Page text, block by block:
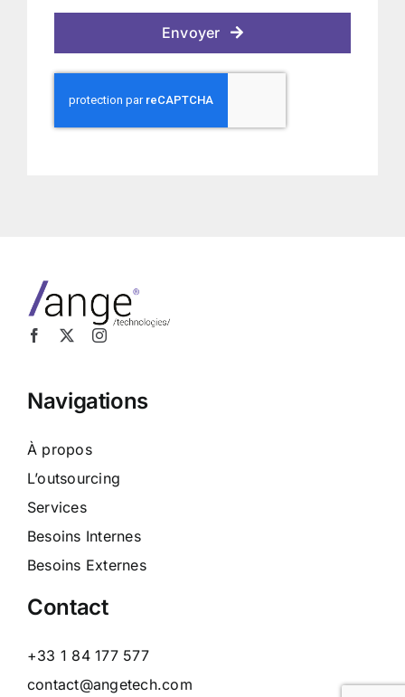
Envoyer
Navigations
À propos
L’outsourcing
Services
Besoins Internes
Besoins Externes
Contact
+33 1 84 177 577
contact@angetech.com